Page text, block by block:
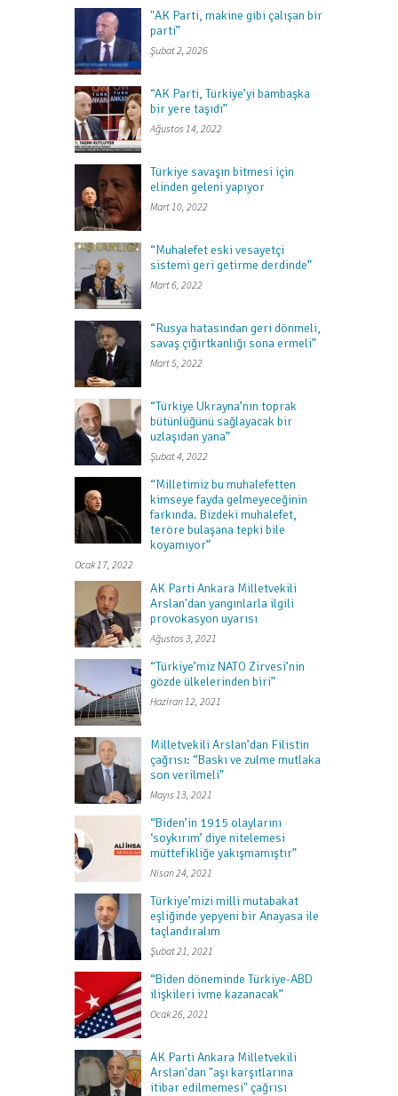
"AK Parti, makine gibi çalışan bir
parti”
Şubat 2, 2026
“AK Parti, Türkiye’yi bambaşka
bir yere taşıdı”
Ağustos 14, 2022
Türkiye savaşın bitmesi için
elinden geleni yapıyor
Mart 10, 2022
“Muhalefet eski vesayetçi
sistemi geri getirme derdinde”
Mart 6, 2022
“Rusya hatasından geri dönmeli,
savaş çığırtkanlığı sona ermeli”
Mart 5, 2022
“Türkiye Ukrayna’nın toprak
bütünlüğünü sağlayacak bir
uzlaşıdan yana”
Şubat 4, 2022
“Milletimiz bu muhalefetten
kimseye fayda gelmeyeceğinin
farkında. Bizdeki muhalefet,
teröre bulaşana tepki bile
koyamıyor”
Ocak 17, 2022
AK Parti Ankara Milletvekili
Arslan'dan yangınlarla ilgili
provokasyon uyarısı
Ağustos 3, 2021
“Türkiye’miz NATO Zirvesi’nin
gözde ülkelerinden biri”
Haziran 12, 2021
Milletvekili Arslan’dan Filistin
çağrısı: “Baskı ve zulme mutlaka
son verilmeli”
Mayıs 13, 2021
“Biden’in 1915 olaylarını
‘soykırım’ diye nitelemesi
müttefikliğe yakışmamıştır”
Nisan 24, 2021
Türkiye’mizi milli mutabakat
eşliğinde yepyeni bir Anayasa ile
taçlandıralım
Şubat 21, 2021
“Biden döneminde Türkiye-ABD
ilişkileri ivme kazanacak”
Ocak 26, 2021
AK Parti Ankara Milletvekili
Arslan'dan "aşı karşıtlarına
itibar edilmemesi" çağrısı